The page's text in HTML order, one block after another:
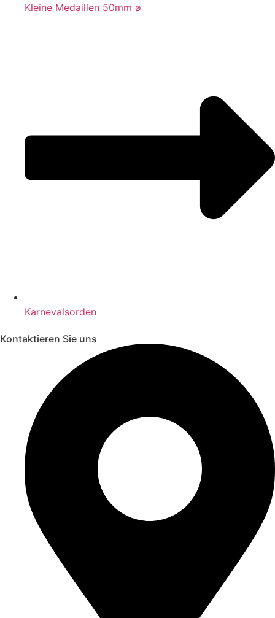
Kleine Medaillen 50mm ø
Karnevalsorden
Kontaktieren Sie uns